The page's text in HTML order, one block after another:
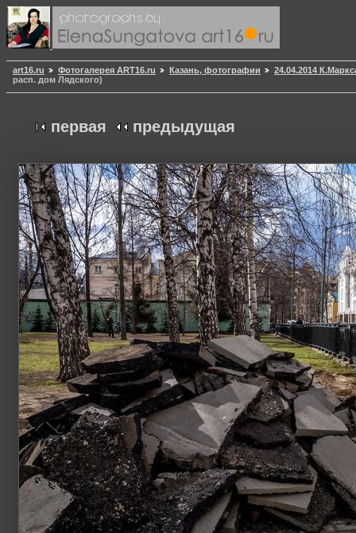
art16.ru Фотогалерея ART16.ru Казань, фотографии
24.04.2014
расп. дом Лядского)
первая предыдущая